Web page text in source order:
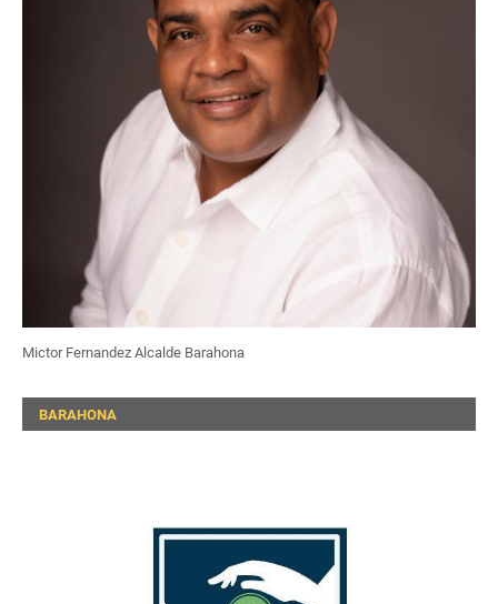
Mictor Fernandez Alcalde Barahona
BARAHONA